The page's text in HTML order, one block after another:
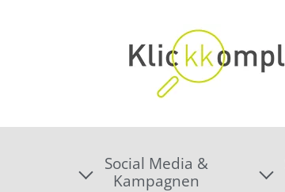
Social Media &
Kampagnen